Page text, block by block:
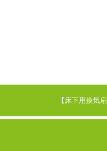
【床下用換気